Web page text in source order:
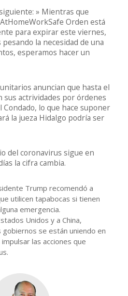
» Mientras que
Orden está
para expirar este viernes,
la necesidad de una
esperamos hacer un
anuncian que hasta el
sus actrividades por órdenes
Condado, lo que hace suponer
la jueza Hidalgo podría ser
del coronavirus sigue en
la cifra cambia.
Trump recomendó a
utilicen tapabocas si tienen
emergencia.
Unidos y a China,
gobiernos se están uniendo en
las acciones que